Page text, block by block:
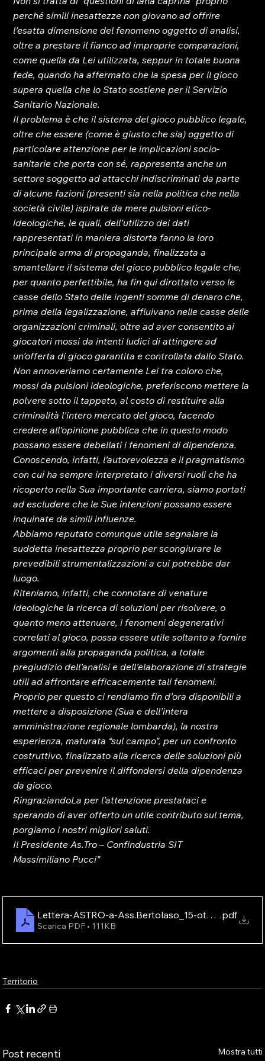
perché simili inesattezze non giovano ad offrire
l’esatta dimensione del fenomeno oggetto di analisi,
oltre a prestare il fianco ad improprie comparazioni,
come quella da Lei utilizzata, seppur in totale buona
fede, quando ha affermato che la spesa per il gioco
supera quella che lo Stato sostiene per il Servizio
Sanitario Nazionale.
Il problema è che il sistema del gioco pubblico legale,
oltre che essere (come è giusto che sia) oggetto di
particolare attenzione per le implicazioni socio-
sanitarie che porta con sé, rappresenta anche un
settore soggetto ad attacchi indiscriminati da parte
di alcune fazioni (presenti sia nella politica che nella
società civile) ispirate da mere pulsioni etico-
ideologiche, le quali, dell’utilizzo dei dati
rappresentati in maniera distorta fanno la loro
principale arma di propaganda, finalizzata a
smantellare il sistema del gioco pubblico legale che,
per quanto perfettibile, ha fin qui dirottato verso le
casse dello Stato delle ingenti somme di denaro che,
prima della legalizzazione, affluivano nelle casse delle
organizzazioni criminali, oltre ad aver consentito ai
giocatori mossi da intenti ludici di attingere ad
un’offerta di gioco garantita e controllata dallo Stato.
Non annoveriamo certamente Lei tra coloro che,
mossi da pulsioni ideologiche, preferiscono mettere la
polvere sotto il tappeto, al costo di restituire alla
criminalità l’intero mercato del gioco, facendo
credere all’opinione pubblica che in questo modo
possano essere debellati i fenomeni di dipendenza.
Conoscendo, infatti, l’autorevolezza e il pragmatismo
con cui ha sempre interpretato i diversi ruoli che ha
ricoperto nella Sua importante carriera, siamo portati
ad escludere che le Sue intenzioni possano essere
inquinate da simili influenze.
Abbiamo reputato comunque utile segnalare la
suddetta inesattezza proprio per scongiurare le
prevedibili strumentalizzazioni a cui potrebbe dar
luogo.
Riteniamo, infatti, che connotare di venature
ideologiche la ricerca di soluzioni per risolvere, o
quanto meno attenuare, i fenomeni degenerativi
correlati al gioco, possa essere utile soltanto a fornire
argomenti alla propaganda politica, a totale
pregiudizio dell’analisi e dell’elaborazione di strategie
utili ad affrontare efficacemente tali fenomeni.
Proprio per questo ci rendiamo fin d’ora disponibili a
mettere a disposizione (Sua e dell’intera
amministrazione regionale lombarda), la nostra
esperienza, maturata “sul campo”, per un confronto
costruttivo, finalizzato alla ricerca delle soluzioni più
efficaci per prevenire il diffondersi della dipendenza
da gioco.
RingraziandoLa per l’attenzione prestataci e
sperando di aver offerto un utile contributo sul tema,
porgiamo i nostri migliori saluti.
Il Presidente As.Tro – Confindustria SIT
Massimiliano Pucci”
Lettera-ASTRO-a-Ass.Bertolaso_15-ottobre-2024
.pdf
Scarica PDF • 111KB
Territorio
Post recenti Mostra tutti